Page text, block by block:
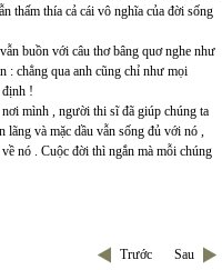
thấm thía cả cái vô nghĩa của đời sống
buồn với câu thơ bâng quơ nghe như
chẳng qua anh cũng chỉ như mọi
!
mình , người thi sĩ đã giúp chúng ta
lãng và mặc dầu vẫn sống đủ với nó ,
nó . Cuộc đời thì ngắn mà mỗi chúng
Trước Sau